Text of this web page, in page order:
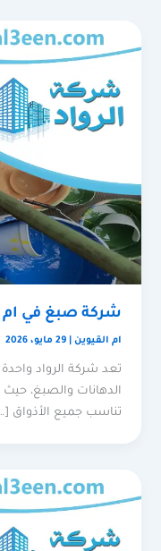
شركة صبغ في ام
ام القيوين |29 مايو، 2026
تعد شركة الرواد
الدهانات والصبغ، حيث
تناسب جميع الأذواق